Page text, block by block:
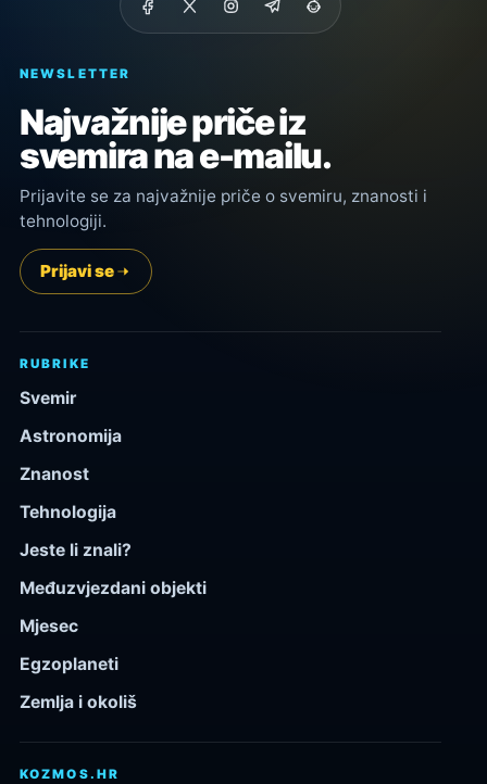
NEWSLETTER
Najvažnije priče iz
svemira na e-mailu.
Prijavite se za najvažnije priče o svemiru, znanosti i
tehnologiji.
Prijavi se
RUBRIKE
Svemir
Astronomija
Znanost
Tehnologija
Jeste li znali?
Međuzvjezdani objekti
Mjesec
Egzoplaneti
Zemlja i okoliš
KOZMOS.HR